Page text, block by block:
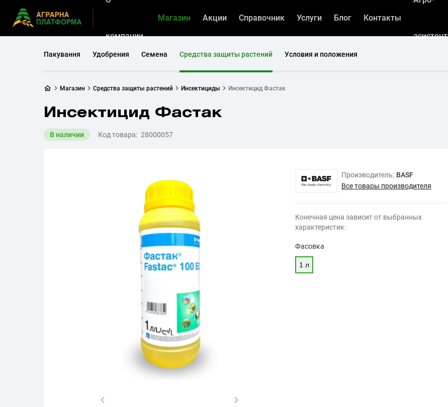
компании
Магазин Акции Справочник Услуги Блог Контакты
асистент
Пакування Удобрения Семена Средства защиты растений Условия и положения
Магазин Средства защиты растений Инсектициды Инсектицид Фастак
Инсектицид Фастак
В наличии Код товара: 28000057
Производитель: BASF
Все товары производителя
Конечная цена зависит от выбранных
характеристик:
Фасовка
1 л